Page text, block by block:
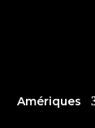
Amériques